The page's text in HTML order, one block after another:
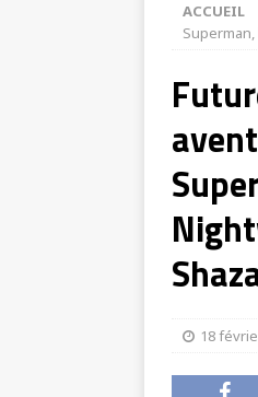
ACCUEIL
18